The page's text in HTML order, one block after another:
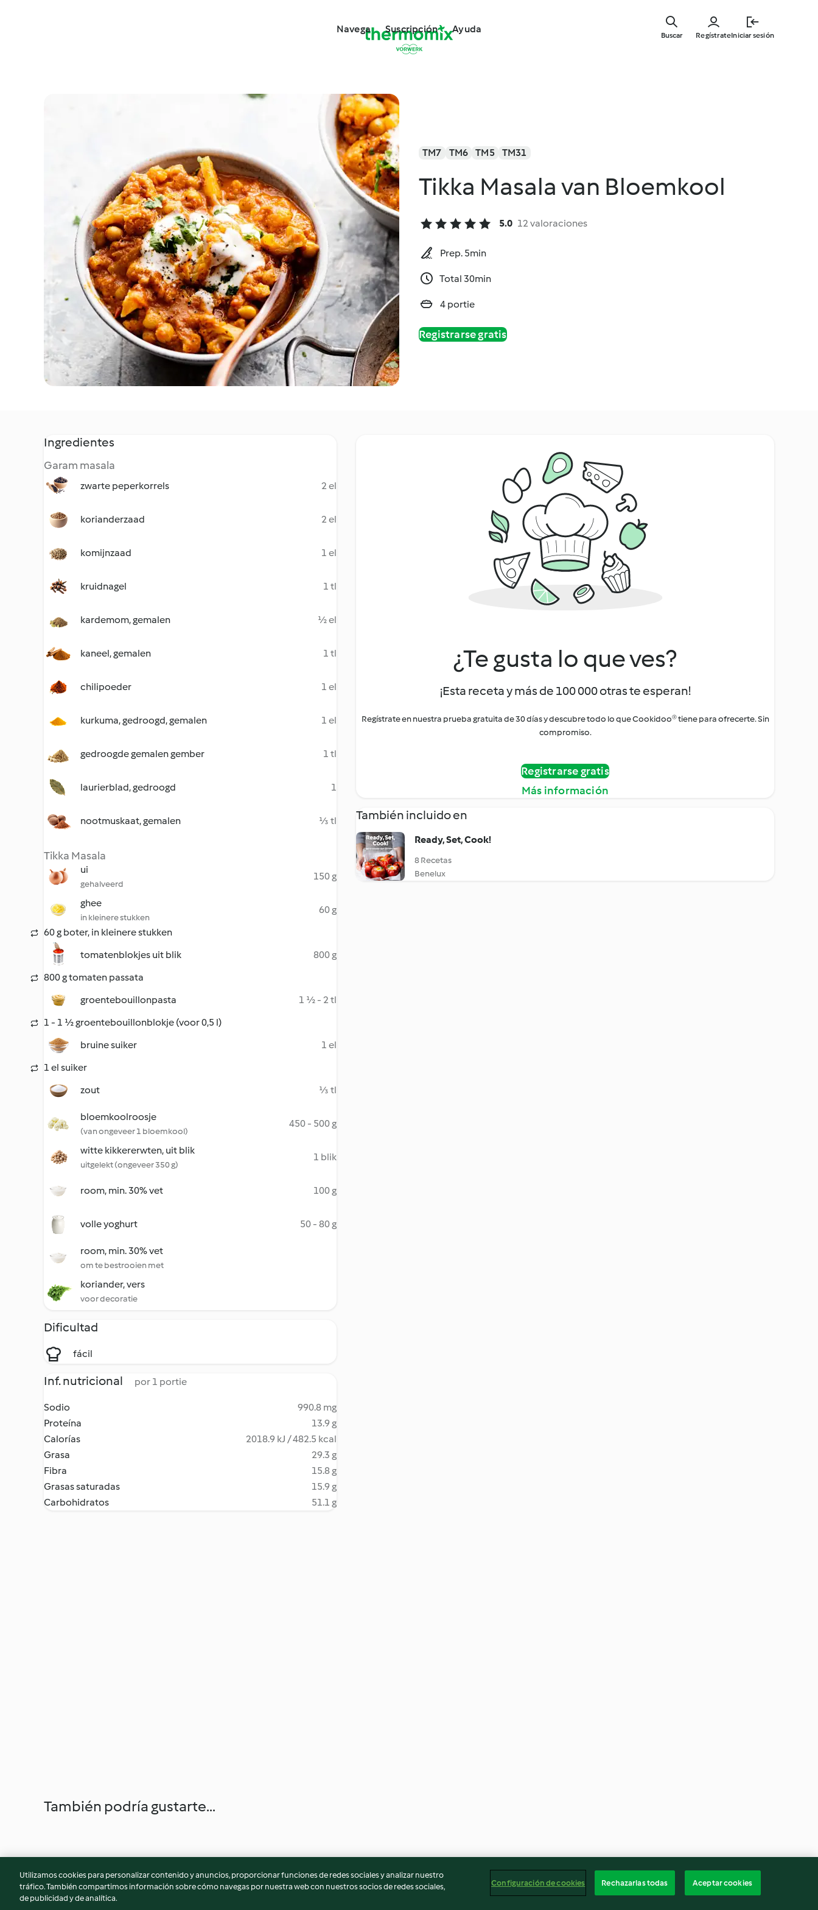
Navega Suscripción Ayuda
RegístrateIniciar sesión
Buscar
TM7 TM6 TM5 TM31
Tikka Masala van Bloemkool
5.0 12 valoraciones
Prep. 5min
Total 30min
4 portie
Registrarse gratis
Ingredientes
Garam masala
zwarte peperkorrels 2 el
korianderzaad 2 el
komijnzaad 1 el
kruidnagel 1 tl
kardemom, gemalen ½ el
kaneel, gemalen 1 tl
chilipoeder 1 el
kurkuma, gedroogd, gemalen 1 el
gedroogde gemalen gember 1 tl
laurierblad, gedroogd 1
nootmuskaat, gemalen ⅓ tl
Tikka Masala
ui
gehalveerd
150 g
ghee
in kleinere stukken
60 g
60 g boter, in kleinere stukken
tomatenblokjes uit blik
800 g
800 g tomaten passata
groentebouillonpasta
1 ½ - 2 tl
1 - 1 ½ groentebouillonblokje (voor 0,5 l)
bruine suiker
1 el
1 el suiker
zout
⅓ tl
bloemkoolroosje
(van ongeveer 1 bloemkool)
450 - 500 g
witte kikkererwten, uit blik
uitgelekt (ongeveer 350 g)
1 blik
room, min. 30% vet 100 g
volle yoghurt 50 - 80 g
room, min. 30% vet
om te bestrooien met
koriander, vers
voor decoratie
Dificultad
fácil
Inf. nutricional por 1 portie
Sodio
990.8 mg
Proteína
13.9 g
Calorías
2018.9 kJ / 482.5 kcal
Grasa
29.3 g
Fibra
15.8 g
Grasas saturadas
15.9 g
Carbohidratos
51.1 g
¿Te gusta lo que ves?
¡Esta receta y más de 100 000 otras te esperan!
Regístrate en nuestra prueba gratuita de 30 días y descubre todo lo que Cookidoo® tiene para ofrecerte. Sin
compromiso.
Registrarse gratis
Más información
También incluido en
Ready, Set, Cook!
8 Recetas
Benelux
También podría gustarte...
Utilizamos cookies para personalizar contenido y anuncios, proporcionar funciones de redes sociales y analizar nuestro
tráfico. También compartimos información sobre cómo navegas por nuestra web con nuestros socios de redes sociales,
de publicidad y de analítica.
Configuración de cookies Rechazarlas todas Aceptar cookies